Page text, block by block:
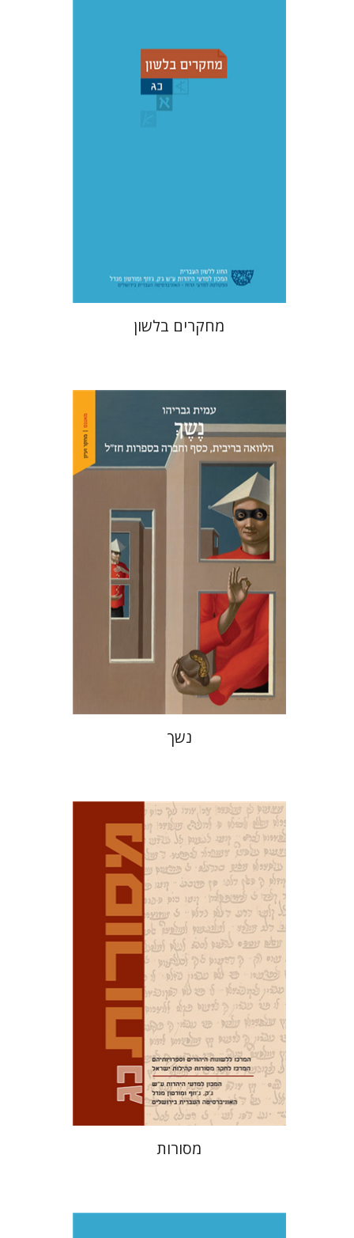
עדינה מושבי יעל רשף
דורית רביד
מחקרים בלשון
עמית גבריהו
הנחת אתר ספר מודפס
$42
$38
נשך
דוד מ' בוניס עפרה תירוש-בקר
הנחת אתר ספר מודפס
$35
$32
מסורות